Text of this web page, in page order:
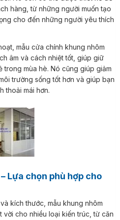
hàng, từ những người muốn tạo
cho đến những người yêu thích
âm và cách nhiệt tốt, giúp giữ
trong mùa hè. Nó cũng giúp giảm
trường sống tốt hơn và giúp bạn
thoải mái hơn.
cho nhiều loại kiến trúc, từ căn